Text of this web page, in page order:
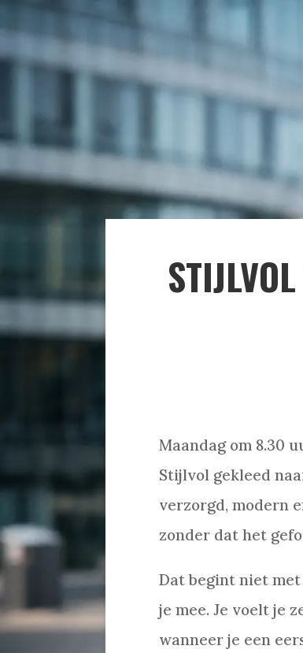
Maandag om 8.30
Stijlvol gekleed
verzorgd, modern
zonder dat het
Dat begint niet
je mee. Je voelt je
wanneer je een